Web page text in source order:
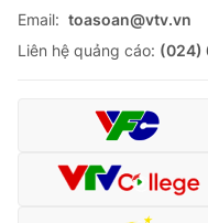
Email: toasoan@vtv.vn
Liên hệ quảng cáo: (024)